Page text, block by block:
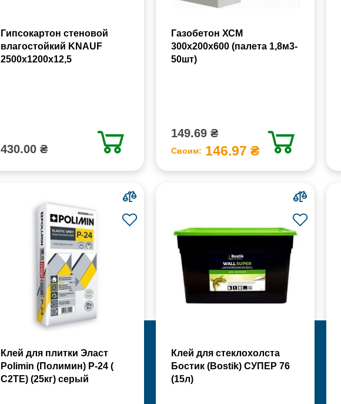
Гипсокартон стеновой
влагостойкий KNAUF
2500х1200х12,5
430.00 ₴
Газобетон ХСМ
300x200x600 (палета 1,8м3-
50шт)
149.69 ₴
Своим: 146.97 ₴
Клей для плитки Эласт
Polimin (Полимин) Р-24 (
С2ТЕ) (25кг) серый
Клей для стеклохолста
Бостик (Bostik) СУПЕР 76
(15л)